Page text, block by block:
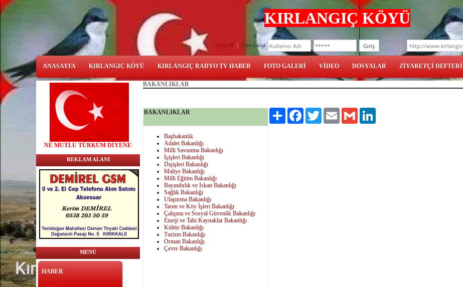
KIRLANGIÇ KÖYÜ
Üye Ol Üye Girişi
ANASAYFA KIRLANGIC KÖYÜ KIRLANGIÇ RADYO TV HABER FOTO GALERİ VİDEO DOSYALAR ZİYARETÇİ DEFTERİ
NEMUTLU TÜRKÜM DİYENE
REKLAM ALANI
MENÜ
HABER
BAKANLIKLAR
BAKANLIKLAR
Başbakanlık
Adalet Bakanlığı
Milli Savunma Bakanlığı
İçişleri Bakanlığı
Dışişleri Bakanlığı
Maliye Bakanlığı
Milli Eğitim Bakanlığı
Bayındırlık ve İskan Bakanlığı
Sağlık Bakanlığı
Ulaştırma Bakanlığı
Tarım ve Köy İşleri Bakanlığı
Çalışma ve Sosyal Güvenlik Bakanlığı
Enerji ve Tabi Kaynaklar Bakanlığı
Kültür Bakanlığı
Turizm Bakanlığı
Orman Bakanlığı
Çevre Bakanlığı
Paylaş FacebookTwitter Email Gmail